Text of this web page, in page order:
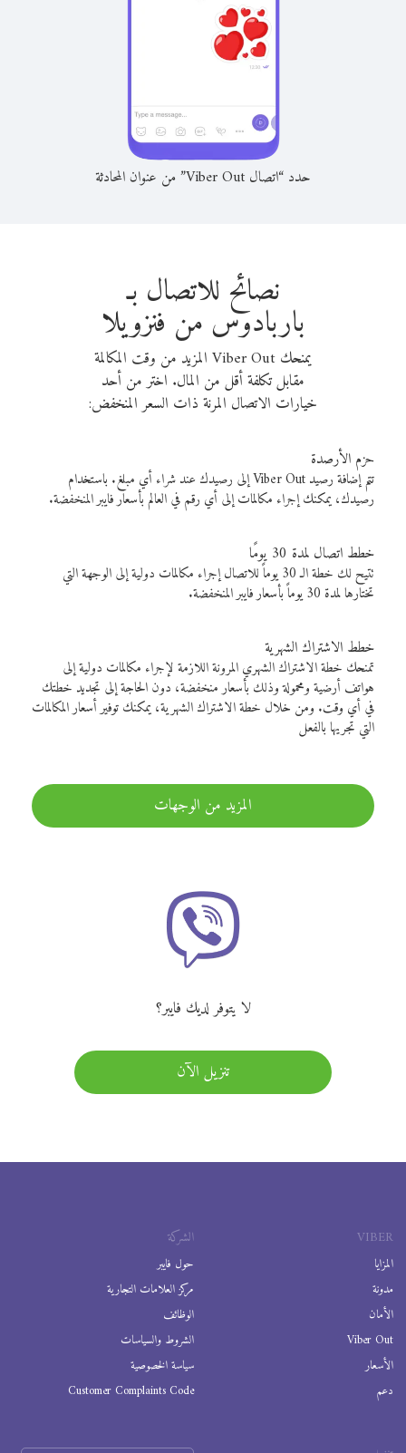
حدد “اتصال Viber Out” من عنوان المحادثة
نصائح للاتصال بـ
باربادوس من فنزويلا
يمنحك Viber Out المزيد من وقت المكالمة
مقابل تكلفة أقل من المال. اختر من أحد
خيارات الاتصال المرنة ذات السعر المنخفض:
حزم الأرصدة
تتم إضافة رصيد Viber Out إلى رصيدك عند شراء أي مبلغ. باستخدام
رصيدك، يمكنك إجراء مكالمات إلى أي رقم في العالم بأسعار فايبر المنخفضة.
خطط اتصال لمدة 30 يومًا
تتيح لك خطة الـ 30 يوماً للاتصال إجراء مكالمات دولية إلى الوجهة التي
تختارها لمدة 30 يوماً بأسعار فايبر المنخفضة.
خطط الاشتراك الشهرية
تمنحك خطة الاشتراك الشهري المرونة اللازمة لإجراء مكالمات دولية إلى
هواتف أرضية ومحمولة وذلك بأسعار منخفضة، دون الحاجة إلى تجديد خطتك
في أي وقت. ومن خلال خطة الاشتراك الشهرية، يمكنك توفير أسعار المكالمات
التي تجريها بالفعل
المزيد من الوجهات
لا يتوفر لديك فايبر؟
تنزيل الآن
VIBER
المزايا
مدونة
الأمان
Viber Out
الأسعار
دعم
الشركة
حول فايبر
مركز العلامات التجارية
الوظائف
الشروط والسياسات
سياسة الخصوصية
Customer Complaints Code